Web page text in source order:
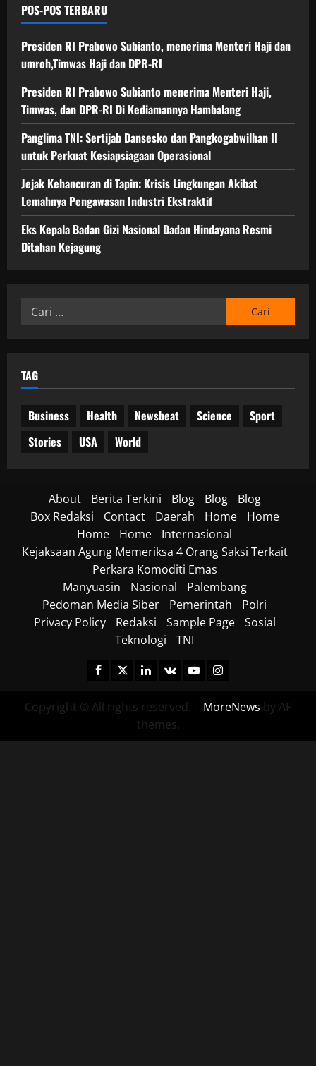
POS-POS TERBARU
Presiden RI Prabowo Subianto, menerima Menteri Haji dan
umroh,Timwas Haji dan DPR-RI
Presiden RI Prabowo Subianto menerima Menteri Haji,
Timwas, dan DPR-RI Di Kediamannya Hambalang
Panglima TNI: Sertijab Dansesko dan Pangkogabwilhan II
untuk Perkuat Kesiapsiagaan Operasional
Jejak Kehancuran di Tapin: Krisis Lingkungan Akibat
Lemahnya Pengawasan Industri Ekstraktif
Eks Kepala Badan Gizi Nasional Dadan Hindayana Resmi
Ditahan Kejagung
Cari
TAG
Business Health Newsbeat Science
Sport
Stories
USA World
About Berita Terkini Blog Blog
Blog
Box Redaksi
Contact Daerah Home
Home
Home
Home
Internasional
Kejaksaan Agung Memeriksa 4 Orang Saksi Terkait
Perkara Komoditi Emas
Manyuasin
Nasional
Palembang
Pedoman Media Siber
Pemerintah
Polri
Privacy Policy
Redaksi Sample Page
Sosial
Teknologi
TNI
Facebook
TwitterLinkedin
VK YoutubeInstagram
Copyright © All rights reserved. | MoreNews by AF
themes.